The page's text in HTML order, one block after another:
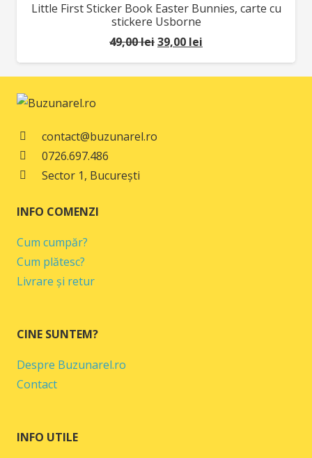
98,00 lei.
REDUCERI!
Little First Sticker Book Easter Bunnies, carte cu
stickere Usborne
49,00leiPrețul
inițial
a
39,00 lei
curent
este:
contact@buzunarel.ro
0726.697.486
Sector 1, București
INFO COMENZI
Cum cumpăr?
Cum plătesc?
Livrare și retur
CINE SUNTEM?
Despre Buzunarel.ro
Contact
INFO UTILE